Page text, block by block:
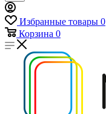
Избранные товары 0
Корзина 0